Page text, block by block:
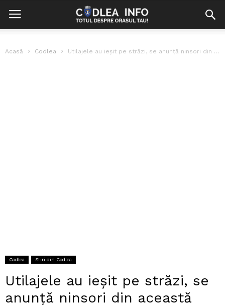
Acasă Codlea Utilajele au ieșit pe străzi, se anunță ninsori din această noapte!
Codlea Stiri din Codlea
Utilajele au ieșit pe străzi, se
anunță ninsori din această